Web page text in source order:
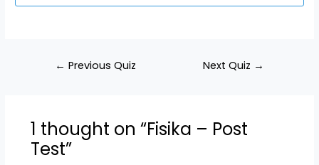
← Previous Quiz Next Quiz →
1 thought on “Fisika – Post
Test”